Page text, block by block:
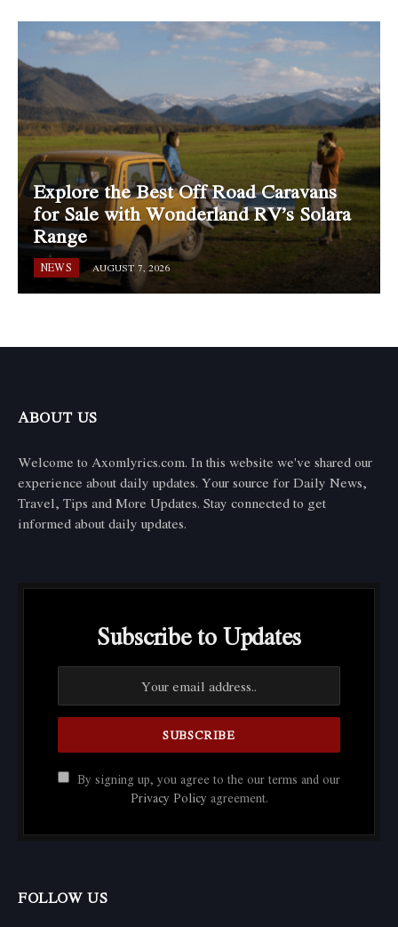
Explore the Best Off Road Caravans
for Sale with Wonderland RV’s Solara
Range
NEWS AUGUST 7, 2026
ABOUT US
Welcome to Axomlyrics.com. In this website we've shared our
experience about daily updates. Your source for Daily News,
Travel, Tips and More Updates. Stay connected to get
informed about daily updates.
Subscribe to Updates
By signing up, you agree to the our terms and our
Privacy Policy agreement.
FOLLOW US